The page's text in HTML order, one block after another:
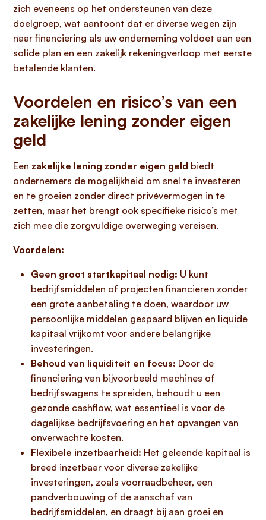
zich eveneens op het ondersteunen van deze
doelgroep, wat aantoont dat er diverse wegen zijn
naar financiering als uw onderneming voldoet aan een
solide plan en een zakelijk rekeningverloop met eerste
betalende klanten.
Voordelen en risico’s van een
zakelijke lening zonder eigen
geld
Een zakelijke lening zonder eigen geld biedt
ondernemers de mogelijkheid om snel te investeren
en te groeien zonder direct privévermogen in te
zetten, maar het brengt ook specifieke risico’s met
zich mee die zorgvuldige overweging vereisen.
Voordelen:
Geen groot startkapitaal nodig: U kunt
bedrijfsmiddelen of projecten financieren zonder
een grote aanbetaling te doen, waardoor uw
persoonlijke middelen gespaard blijven en liquide
kapitaal vrijkomt voor andere belangrijke
investeringen.
Behoud van liquiditeit en focus: Door de
financiering van bijvoorbeeld machines of
bedrijfswagens te spreiden, behoudt u een
gezonde cashflow, wat essentieel is voor de
dagelijkse bedrijfsvoering en het opvangen van
onverwachte kosten.
Flexibele inzetbaarheid: Het geleende kapitaal is
breed inzetbaar voor diverse zakelijke
investeringen, zoals voorraadbeheer, een
pandverbouwing of de aanschaf van
bedrijfsmiddelen, en draagt bij aan groei en